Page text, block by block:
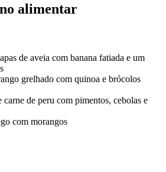
alimentar
de aveia com banana fatiada e um
grelhado com quinoa e brócolos
carne de peru com pimentos, cebolas e
com morangos